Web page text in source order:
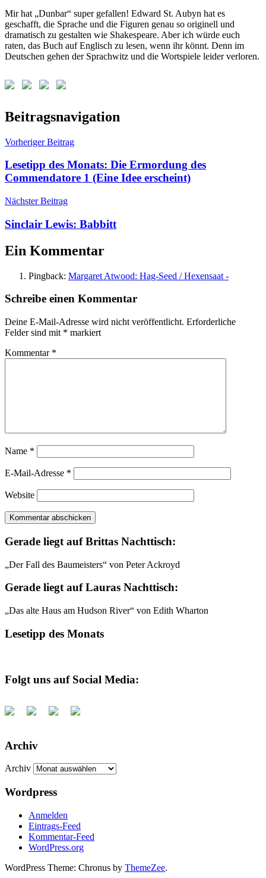
Mir hat „Dunbar“ super gefallen! Edward St. Aubyn hat es
geschafft, die Sprache und die Figuren genau so originell und
dramatisch zu gestalten wie Shakespeare. Aber ich würde euch
raten, das Buch auf Englisch zu lesen, wenn ihr könnt. Denn im
Deutschen gehen der Sprachwitz und die Wortspiele leider verloren.
Schlagwörter:
Englischsprachige
Shakespeare,
Projekt
Beitragsnavigation
Vorheriger Beitrag
Lesetipp des Monats: Die Ermordung des
Commendatore 1 (Eine Idee erscheint)
Nächster Beitrag
Sinclair Lewis: Babbitt
Ein Kommentar
Pingback: Margaret Atwood: Hag-Seed / Hexensaat -
Schreibe einen Kommentar
Deine E-Mail-Adresse wird nicht veröffentlicht. Erforderliche
Felder sind mit * markiert
Kommentar *
Name *
E-Mail-Adresse *
Website
Gerade liegt auf Brittas Nachttisch:
„Der Fall des Baumeisters“ von Peter Ackroyd
Gerade liegt auf Lauras Nachttisch:
„Das alte Haus am Hudson River“ von Edith Wharton
Lesetipp des Monats
Folgt uns auf Social Media:
Archiv
Archiv
Wordpress
Anmelden
Eintrags-Feed
Kommentar-Feed
WordPress.org
WordPress Theme: Chronus by ThemeZee.